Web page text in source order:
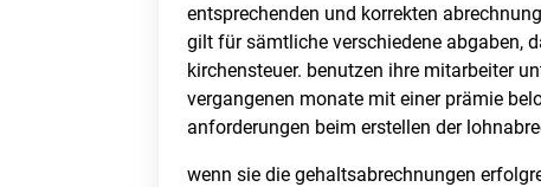
entsprechenden und korrekten
gilt für sämtliche verschiedene abgaben,
kirchensteuer. benutzen ihre mitarbeiter
vergangenen monate mit einer prämie
anforderungen beim erstellen der
wenn sie die gehaltsabrechnungen